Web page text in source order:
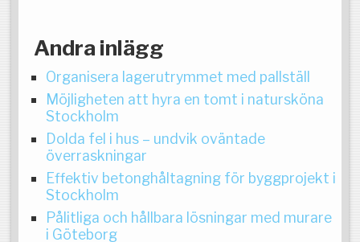
Andra inlägg
Organisera lagerutrymmet med pallställ
Möjligheten att hyra en tomt i natursköna
Stockholm
Dolda fel i hus – undvik oväntade
överraskningar
Effektiv betonghåltagning för byggprojekt i
Stockholm
Pålitliga och hållbara lösningar med murare
i Göteborg